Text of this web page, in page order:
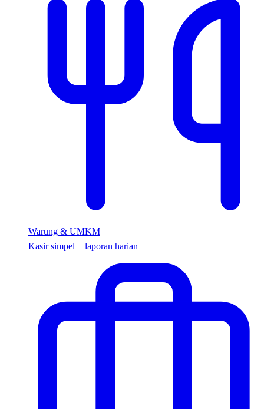
Warung & UMKM
Kasir simpel + laporan harian